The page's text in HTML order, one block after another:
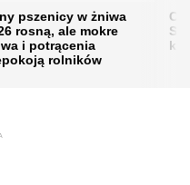
pszenicy w żniwa
rosną, ale mokre
i potrącenia
rolników